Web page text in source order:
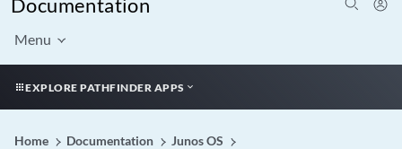
Documentation
Menu
EXPLORE PATHFINDER APPS
Home Documentation
Junos OS